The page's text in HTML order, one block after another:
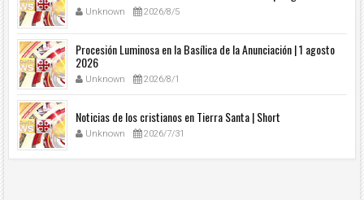
Unknown 2026/8/5
Procesión Luminosa en la Basílica de la Anunciación | 1 agosto
2026
Unknown 2026/8/1
Noticias de los cristianos en Tierra Santa | Short
Unknown 2026/7/31